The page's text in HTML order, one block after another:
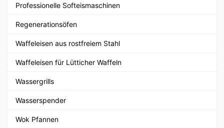
Professionelle Softeismaschinen
Regenerationsöfen
Waffeleisen aus rostfreiem Stahl
Waffeleisen für Lütticher Waffeln
Wassergrills
Wasserspender
Wok Pfannen